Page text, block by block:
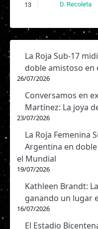
13 D. Recoleta
La Roja Sub-17
doble amistoso en
26/07/2026
Conversamos en
Martínez: La joya
23/07/2026
La Roja Femenina
Argentina en
el Mundial
19/07/2026
Kathleen Brandt:
ganando un lugar
16/07/2026
El Estadio